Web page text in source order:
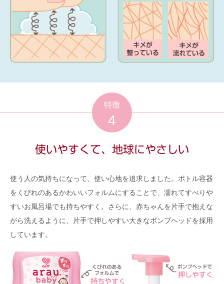
特徴
4
使いやすくて、地球にやさしい
使う人の気持ちになって、使い心地を追求しました。ボトル容器
をくびれのあるかわいいフォルムにすることで、濡れてすべりや
すいお風呂場でも持ちやすく。さらに、赤ちゃんを片手で抱えな
がら洗えるように、片手で押しやすい大きなポンプヘッドを採用
しています。